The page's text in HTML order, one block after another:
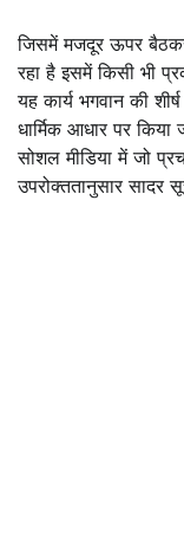
जिसमें मजदूर ऊपर
रहा है इसमें किसी भी
यह कार्य भगवान की
धार्मिक आधार पर
सोशल मीडिया में जो
उपरोक्ततानुसार सादर